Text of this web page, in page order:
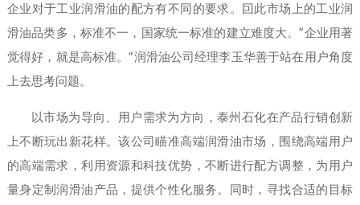
企业对于工业润滑油的配方有不同的要求。囙此市场上的工业润
滑油品类多，标准不一，国家统一标准的建立难度大。“企业用著
觉得好，就是高标准。”润滑油公司经理李玉华善于站在用户角度
上去思考问题。
以市场为导向、用户需求为方向，泰州石化在产品行销创新
上不断玩出新花样。该公司瞄准高端润滑油市场，围绕高端用户
的高端需求，利用资源和科技优势，不断进行配方调整，为用户
量身定制润滑油产品，提供个性化服务。同时，寻找合适的目标